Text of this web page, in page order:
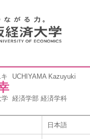
UCHIYAMA Kazuyuki
学 経済学部 経済学科
日本語